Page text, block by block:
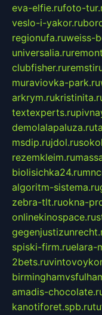
eva-elfie.rufoto-
veslo-i-yakor.ru
regionufa.ruweiss-
universalia.ru
clubfisher.ru
muraviovka-park.ru
arkrym.ru
textexperts.ru
demolalapaluza.ru
msdip.rujdol.ru
rezemkleim.ru
biolisichka24.ru
algoritm-sistema.ru
zebra-tlt.ruokna-
onlinekinospace.ru
spiski-firm.ruelara-
2bets.ru
amadis-
kanotiforet.spb.ru